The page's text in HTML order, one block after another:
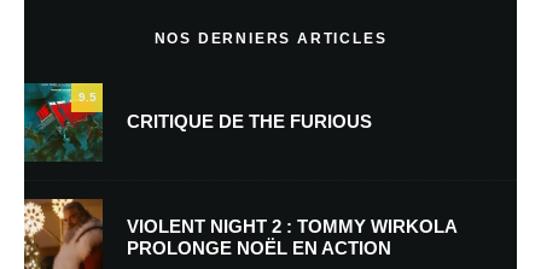
NOS DERNIERS ARTICLES
9.5
CRITIQUE DE THE FURIOUS
VIOLENT NIGHT 2 : TOMMY WIRKOLA
PROLONGE NOËL EN ACTION